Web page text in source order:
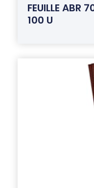
FEUILLE ABR
100 U